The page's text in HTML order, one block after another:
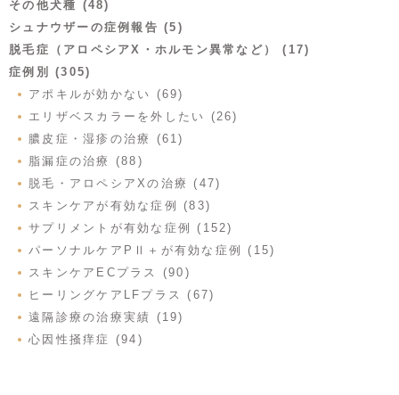
その他犬種 (48)
シュナウザーの症例報告 (5)
脱毛症（アロペシアX・ホルモン異常など） (17)
症例別 (305)
アポキルが効かない (69)
エリザベスカラーを外したい (26)
膿皮症・湿疹の治療 (61)
脂漏症の治療 (88)
脱毛・アロペシアXの治療 (47)
スキンケアが有効な症例 (83)
サプリメントが有効な症例 (152)
パーソナルケアPⅡ＋が有効な症例 (15)
スキンケアECプラス (90)
ヒーリングケアLFプラス (67)
遠隔診療の治療実績 (19)
心因性掻痒症 (94)